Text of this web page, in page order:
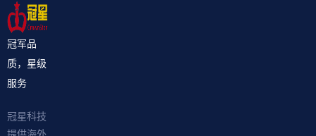
冠军品
质，星级
服务
冠星科技